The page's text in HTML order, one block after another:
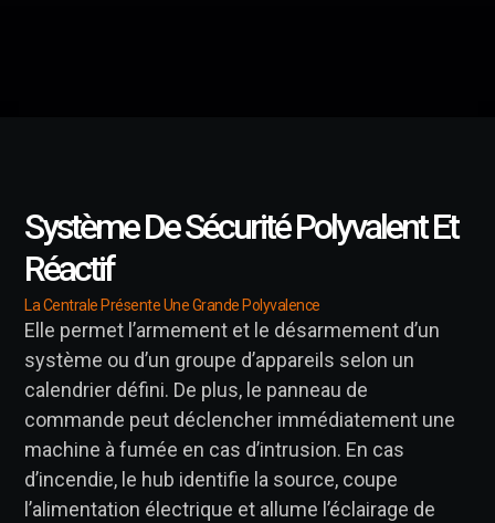
Système De Sécurité Polyvalent Et
Réactif
La Centrale Présente Une Grande Polyvalence
Elle permet l’armement et le désarmement d’un
système ou d’un groupe d’appareils selon un
calendrier défini. De plus, le panneau de
commande peut déclencher immédiatement une
machine à fumée en cas d’intrusion. En cas
d’incendie, le hub identifie la source, coupe
l’alimentation électrique et allume l’éclairage de